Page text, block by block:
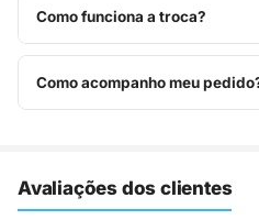
ou pague à vista no Pix com 8%
Como funciona a troca?
Você tem 7 dias após o
Basta entrar em contato pelo
Como acompanho meu
Avaliações dos clientes